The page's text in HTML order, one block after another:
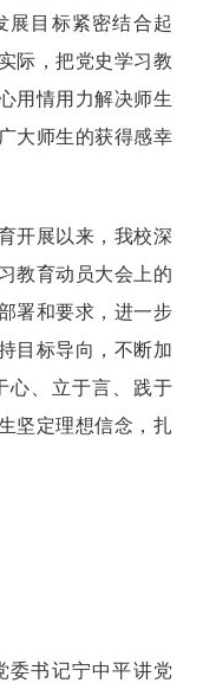
展目标紧密结合起
际，把党史学习教
用情用力解决师生
大师生的获得感幸
开展以来，我校深
教育动员大会上的
署和要求，进一步
目标导向，不断加
心、立于言、践于
坚定理想信念，扎
委书记宁中平讲党